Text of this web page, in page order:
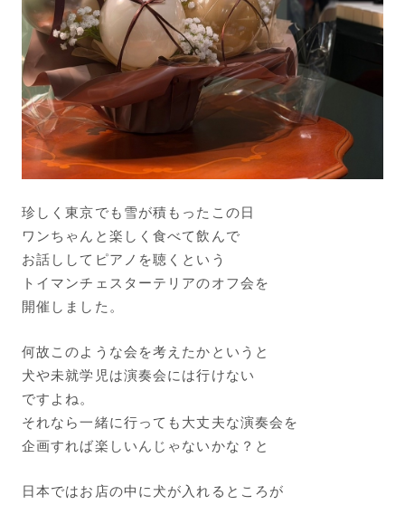
珍しく東京でも雪が積もったこの日
ワンちゃんと楽しく食べて飲んで
お話ししてピアノを聴くという
トイマンチェスターテリアのオフ会を
開催しました。
何故このような会を考えたかというと
犬や未就学児は演奏会には行けない
ですよね。
それなら一緒に行っても大丈夫な演奏会を
企画すれば楽しいんじゃないかな？と
日本ではお店の中に犬が入れるところが